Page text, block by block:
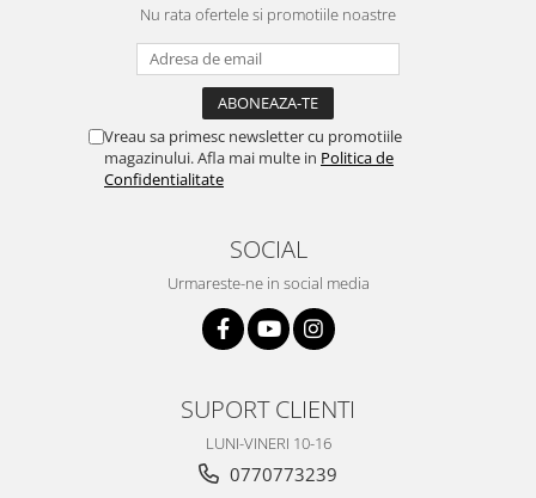
Nu rata ofertele si promotiile noastre
Vreau sa primesc newsletter cu promotiile
magazinului. Afla mai multe in Politica de
Confidentialitate
SOCIAL
Urmareste-ne in social media
SUPORT CLIENTI
LUNI-VINERI 10-16
0770773239